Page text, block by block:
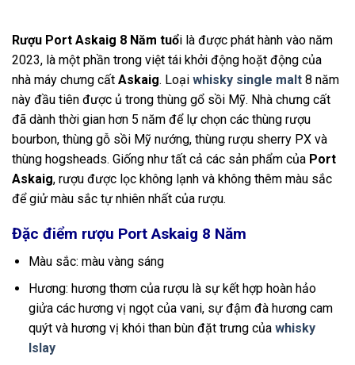
Rượu Port Askaig 8 Năm tuổi là được phát hành vào năm
2023, là một phần trong việt tái khởi động hoặt động của
nhà máy chưng cất Askaig. Loại whisky single malt 8 năm
này đầu tiên được ủ trong thùng gổ sồi Mỹ. Nhà chưng cất
đã dành thời gian hơn 5 năm để lự chọn các thùng rượu
bourbon, thùng gỗ sồi Mỹ nướng, thùng rượu sherry PX và
thùng hogsheads. Giống như tất cả các sản phẩm của Port
Askaig, rượu được lọc không lạnh và không thêm màu sắc
để giử màu sắc tự nhiên nhất của rượu.
Đặc điểm rượu Port Askaig 8 Năm
Màu sắc: màu vàng sáng
Hương: hương thơm của rượu là sự kết hợp hoàn hảo
giửa các hương vị ngọt của vani, sự đậm đà hương cam
quýt và hương vị khói than bùn đặt trưng của whisky
Islay